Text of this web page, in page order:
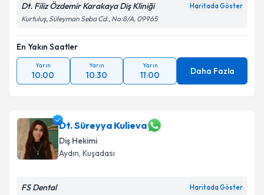
Dt. Filiz Özdemir Karakaya Diş Kliniği Haritada Göster
Kurtuluş, Süleyman Seba Cd., No:8/A, 09965
En Yakın Saatler
Yarın
10:00
Yarın
10:30
Yarın
11:00 Daha Fazla
Dt. Süreyya Kulieva
Diş Hekimi
Aydın, Kuşadası
FS Dental Haritada Göster